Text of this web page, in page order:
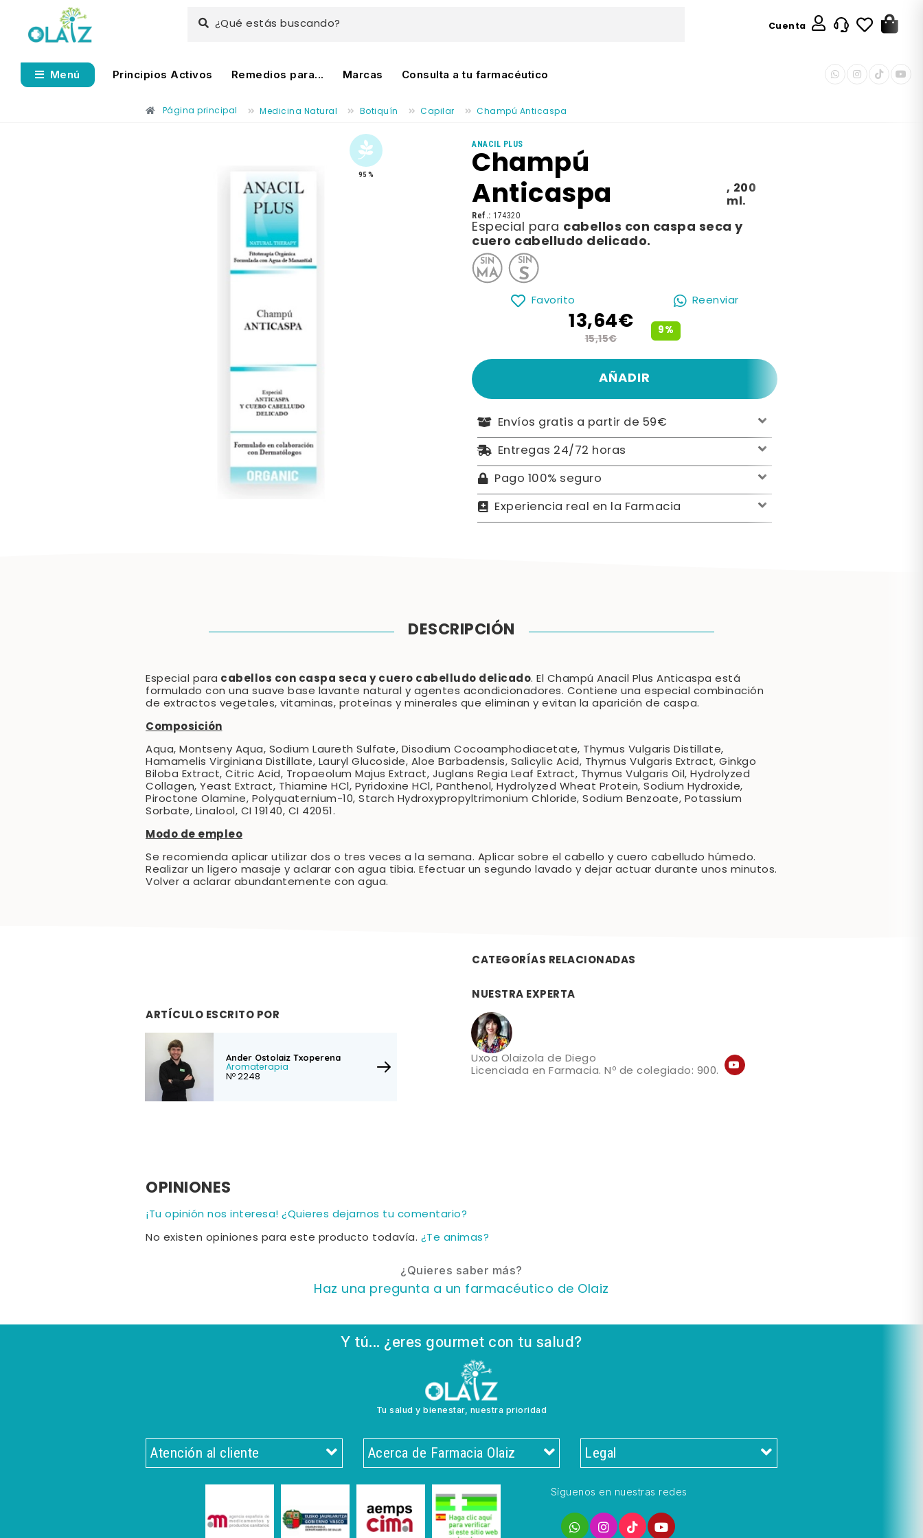
¿Qué estás buscando? Cuenta
Menú Principios Activos Remedios para... Marcas Consulta a tu farmacéutico
Página principal Medicina Natural Botiquín Capilar Champú Anticaspa
95 %
ANACIL PLUS
Champú
Anticaspa , 200
ml.
Ref.: 174320
Especial para cabellos con caspa seca y
cuero cabelludo delicado.
Favorito Reenviar
9%
13,64€
15,15€
AÑADIR
Envíos gratis a partir de 59€
Entregas 24/72 horas
Pago 100% seguro
Experiencia real en la Farmacia
DESCRIPCIÓN
Especial para cabellos con caspa seca y cuero cabelludo delicado. El Champú Anacil Plus Anticaspa está
formulado con una suave base lavante natural y agentes acondicionadores. Contiene una especial combinación
de extractos vegetales, vitaminas, proteínas y minerales que eliminan y evitan la aparición de caspa.
Composición
Aqua, Montseny Aqua, Sodium Laureth Sulfate, Disodium Cocoamphodiacetate, Thymus Vulgaris Distillate,
Hamamelis Virginiana Distillate, Lauryl Glucoside, Aloe Barbadensis, Salicylic Acid, Thymus Vulgaris Extract, Ginkgo
Biloba Extract, Citric Acid, Tropaeolum Majus Extract, Juglans Regia Leaf Extract, Thymus Vulgaris Oil, Hydrolyzed
Collagen, Yeast Extract, Thiamine HCl, Pyridoxine HCl, Panthenol, Hydrolyzed Wheat Protein, Sodium Hydroxide,
Piroctone Olamine, Polyquaternium-10, Starch Hydroxypropyltrimonium Chloride, Sodium Benzoate, Potassium
Sorbate, Linalool, CI 19140, CI 42051.
Modo de empleo
Se recomienda aplicar utilizar dos o tres veces a la semana. Aplicar sobre el cabello y cuero cabelludo húmedo.
Realizar un ligero masaje y aclarar con agua tibia. Efectuar un segundo lavado y dejar actuar durante unos minutos.
Volver a aclarar abundantemente con agua.
ARTÍCULO ESCRITO POR
Ander Ostolaiz Txoperena
Aromaterapia
Nº 2248
CATEGORÍAS RELACIONADAS
NUESTRA EXPERTA
Uxoa Olaizola de Diego
Licenciada en Farmacia. Nº de colegiado: 900.
OPINIONES
¡Tu opinión nos interesa! ¿Quieres dejarnos tu comentario?
No existen opiniones para este producto todavía. ¿Te animas?
¿Quieres saber más?
Haz una pregunta a un farmacéutico de Olaiz
Y tú... ¿eres gourmet con tu salud?
Tu salud y bienestar, nuestra prioridad
Atención al cliente Acerca de Farmacia Olaiz Legal
Síguenos en nuestras redes